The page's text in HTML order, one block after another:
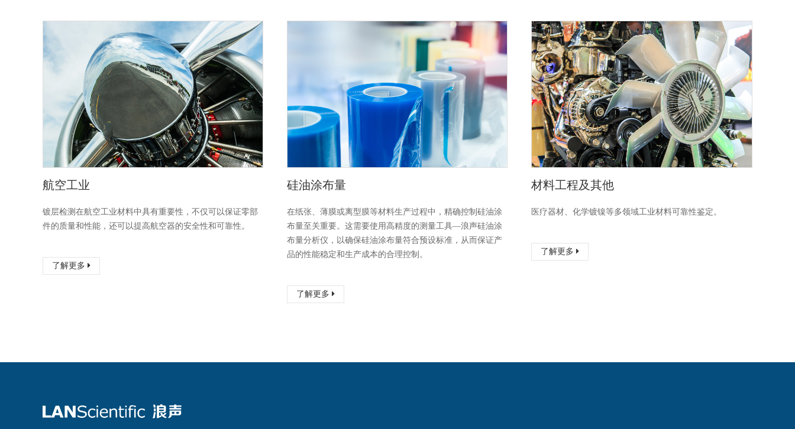
航空工业
镀层检测在航空工业材料中具有重要性，不仅可以保证零部
件的质量和性能，还可以提高航空器的安全性和可靠性。
了解更多
硅油涂布量
在纸张、薄膜或离型膜等材料生产过程中，精确控制硅油涂
布量至关重要。这需要使用高精度的测量工具—浪声硅油涂
布量分析仪，以确保硅油涂布量符合预设标准，从而保证产
品的性能稳定和生产成本的合理控制。
了解更多
材料工程及其他
医疗器材、化学镀镍等多领域工业材料可靠性鉴定。
了解更多